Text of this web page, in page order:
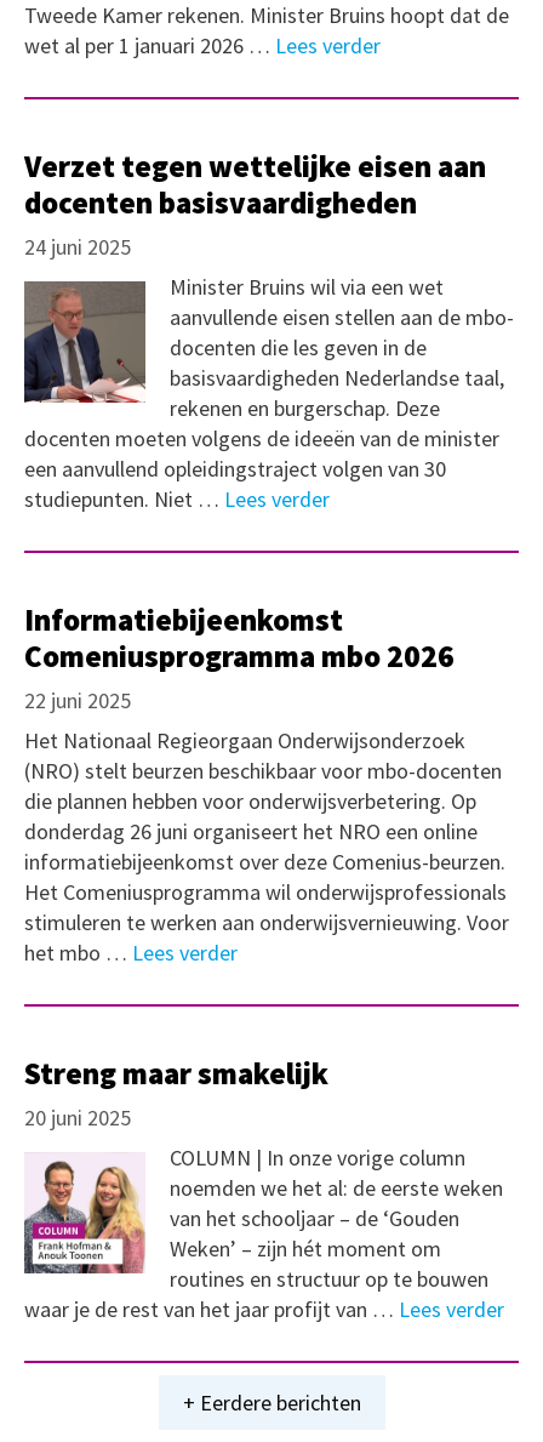
Tweede Kamer rekenen. Minister Bruins hoopt dat de
wet al per 1 januari 2026 … Lees verder
Verzet tegen wettelijke eisen aan
docenten basisvaardigheden
24 juni 2025
Minister Bruins wil via een wet
aanvullende eisen stellen aan de mbo-
docenten die les geven in de
basisvaardigheden Nederlandse taal,
rekenen en burgerschap. Deze
docenten moeten volgens de ideeën van de minister
een aanvullend opleidingstraject volgen van 30
studiepunten. Niet … Lees verder
Informatiebijeenkomst
Comeniusprogramma mbo 2026
22 juni 2025
Het Nationaal Regieorgaan Onderwijsonderzoek
(NRO) stelt beurzen beschikbaar voor mbo-docenten
die plannen hebben voor onderwijsverbetering. Op
donderdag 26 juni organiseert het NRO een online
informatiebijeenkomst over deze Comenius-beurzen.
Het Comeniusprogramma wil onderwijsprofessionals
stimuleren te werken aan onderwijsvernieuwing. Voor
het mbo … Lees verder
Streng maar smakelijk
20 juni 2025
COLUMN | In onze vorige column
noemden we het al: de eerste weken
van het schooljaar – de ‘Gouden
Weken’ – zijn hét moment om
routines en structuur op te bouwen
waar je de rest van het jaar profijt van … Lees verder
+ Eerdere berichten